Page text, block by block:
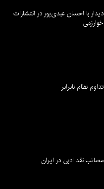
دیدار با احسان عبدی‌پور در انتشارات
خوارزمی
تداوم نظام نابرابر
مصائب نقد ادبی در ایران